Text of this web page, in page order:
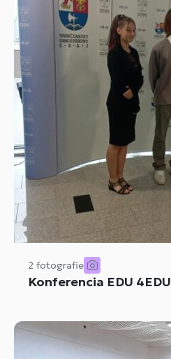
2 fotografie
Konferencia EDU 4EDU